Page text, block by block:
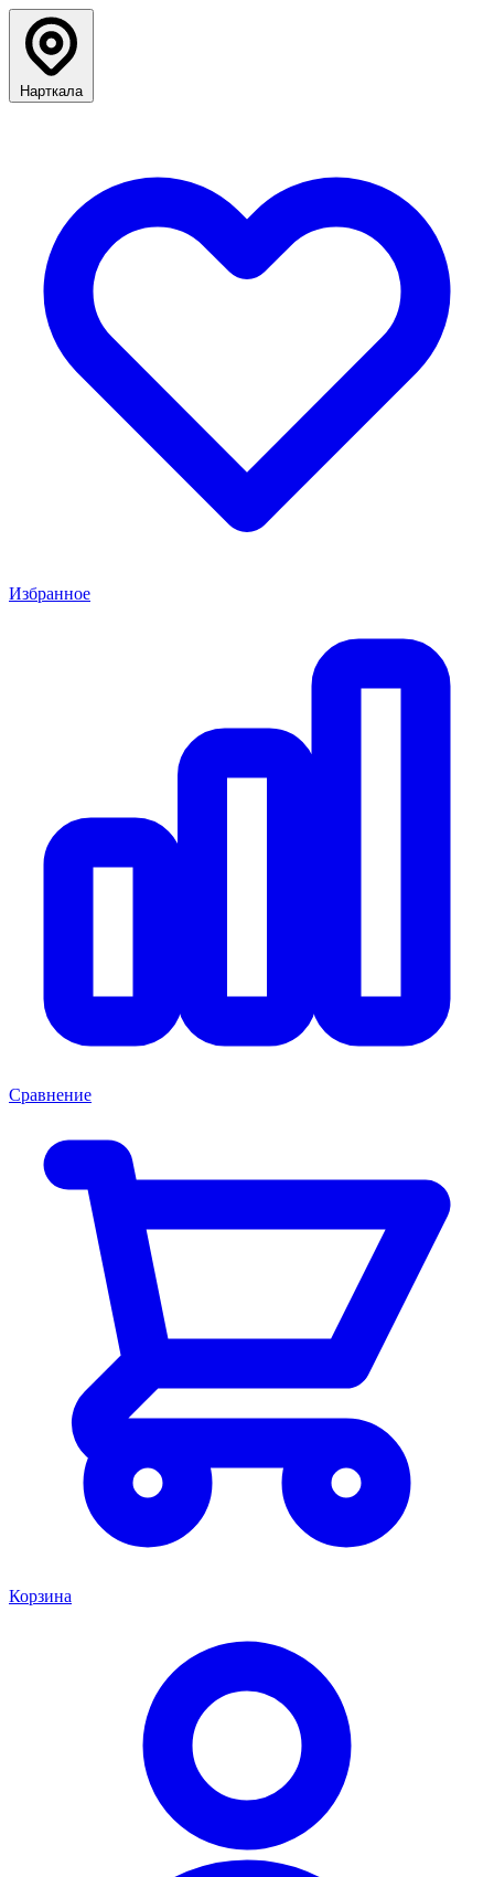
Нарткала
Избранное
Сравнение
Корзина